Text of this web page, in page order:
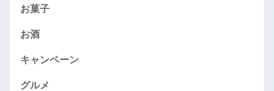
お菓子
お酒
キャンペーン
グルメ